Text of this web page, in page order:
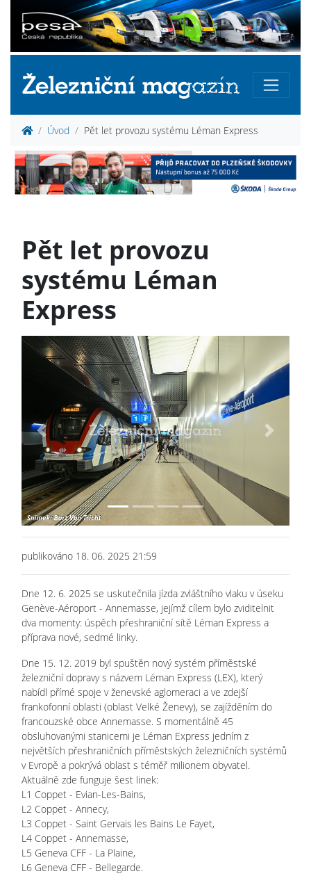
Úvod Pět let provozu systému Léman Express
Pět let provozu
systému Léman
Express
Previous Next
publikováno 18. 06. 2025 21:59
Dne 12. 6. 2025 se uskutečnila jízda zvláštního vlaku v úseku
Genève-Aéroport - Annemasse, jejímž cílem bylo zviditelnit
dva momenty: úspěch přeshraniční sítě Léman Express a
příprava nové, sedmé linky.
Dne 15. 12. 2019 byl spuštěn nový systém příměstské
železniční dopravy s názvem Léman Express (LEX), který
nabídl přímé spoje v ženevské aglomeraci a ve zdejší
frankofonní oblasti (oblast Velké Ženevy), se zajížděním do
francouzské obce Annemasse. S momentálně 45
obsluhovanými stanicemi je Léman Express jedním z
největších přeshraničních příměstských železničních systémů
v Evropě a pokrývá oblast s téměř milionem obyvatel.
Aktuálně zde funguje šest linek:
L1 Coppet - Evian-Les-Bains,
L2 Coppet - Annecy,
L3 Coppet - Saint Gervais les Bains Le Fayet,
L4 Coppet - Annemasse,
L5 Geneva CFF - La Plaine,
L6 Geneva CFF - Bellegarde.